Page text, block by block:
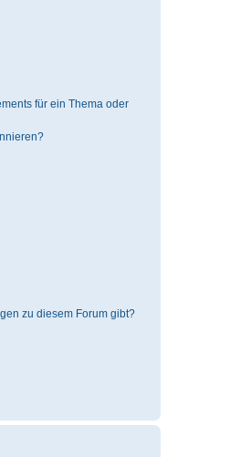
für ein Thema oder
zu diesem Forum gibt?